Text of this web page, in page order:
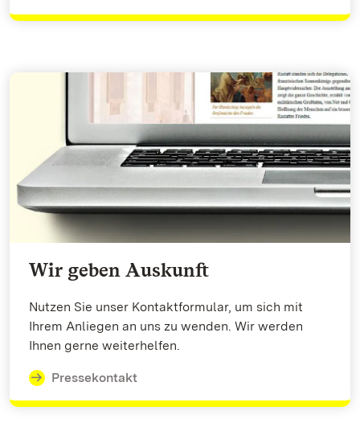
Wir geben Auskunft
Nutzen Sie unser Kontaktformular, um sich mit
Ihrem Anliegen an uns zu wenden. Wir werden
Ihnen gerne weiterhelfen.
Pressekontakt